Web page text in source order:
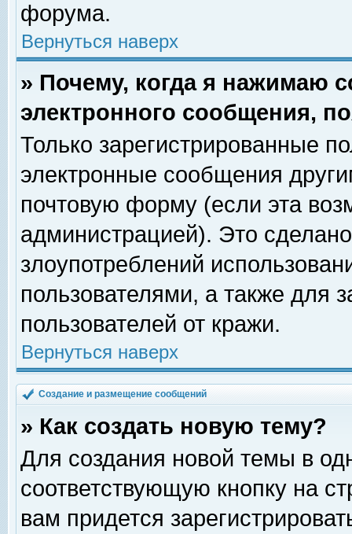
форума.
Вернуться наверх
» Почему, когда я нажимаю
электронного сообщения,
Только зарегистрированные
электронные сообщения
почтовую форму (если эта
администрацией). Это
злоупотреблений
пользователями, а также для
пользователей от кражи.
Вернуться наверх
Создание и размещение сообщений
» Как создать новую тему?
Для создания новой темы в
соответствующую кнопку на
вам придется